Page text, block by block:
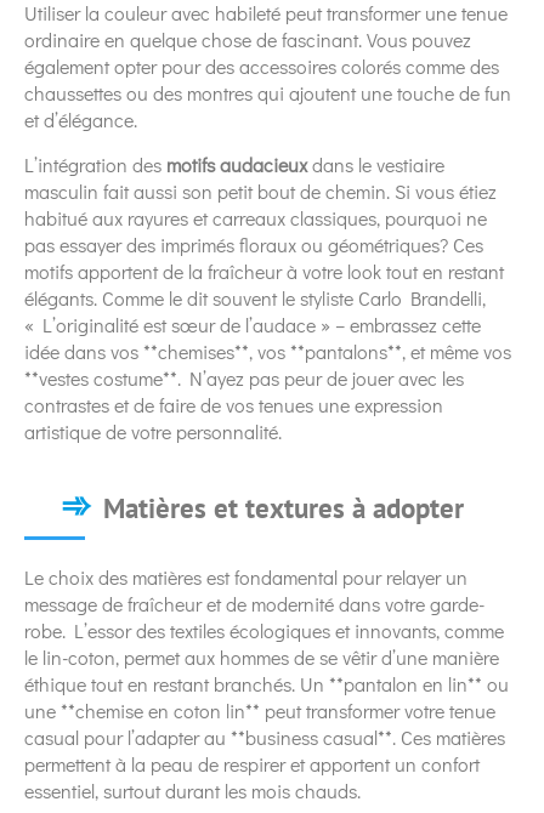
Utiliser la couleur avec habileté peut transformer une tenue
ordinaire en quelque chose de fascinant. Vous pouvez
également opter pour des accessoires colorés comme des
chaussettes ou des montres qui ajoutent une touche de fun
et d’élégance.
L’intégration des motifs audacieuxdans le vestiaire
masculin fait aussi son petit bout de chemin. Si vous étiez
habitué aux rayures et carreaux classiques, pourquoi ne
pas essayer des imprimés floraux ou géométriques? Ces
motifs apportent de la fraîcheur à votre look tout en restant
élégants. Comme le dit souvent le styliste Carlo Brandelli,
« L’originalité est sœur de l’audace » – embrassez cette
idée dans vos **chemises**, vos **pantalons**, et même vos
**vestes costume**. N’ayez pas peur de jouer avec les
contrastes et de faire de vos tenues une expression
artistique de votre personnalité.
Matières et textures à adopter
Le choix des matières est fondamental pour relayer un
message de fraîcheur et de modernité dans votre garde-
robe. L’essor des textiles écologiques et innovants, comme
le lin-coton, permet aux hommes de se vêtir d’une manière
éthique tout en restant branchés. Un **pantalon en lin** ou
une **chemise en coton lin** peut transformer votre tenue
casual pour l’adapter au **business casual**. Ces matières
permettent à la peau de respirer et apportent un confort
essentiel, surtout durant les mois chauds.